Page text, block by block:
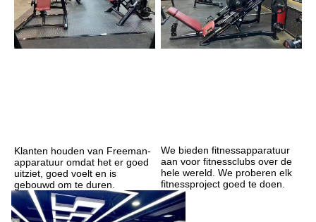
Klanten houden van Freeman-
apparatuur omdat het er goed
uitziet, goed voelt en is
gebouwd om te duren.
We bieden fitnessapparatuur
aan voor fitnessclubs over de
hele wereld. We proberen elk
fitnessproject goed te doen.